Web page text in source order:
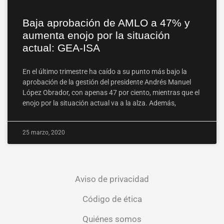
Baja aprobación de AMLO a 47% y
aumenta enojo por la situación
actual: GEA-ISA
En el último trimestre ha caído a su punto más bajo la
aprobación de la gestión del presidente Andrés Manuel
López Obrador, con apenas 47 por ciento, mientras que el
enojo por la situación actual va a la alza. Además,
25 marzo, 2020
Aviso de privacidad
Código de ética
Quiénes somos